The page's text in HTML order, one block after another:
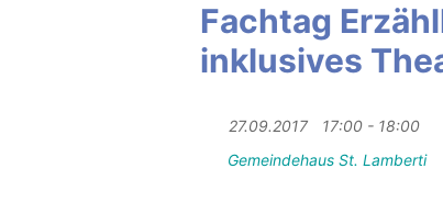
Fachtag
inklusives
27.09.2017
17:00 - 18:00
Gemeindehaus St. Lamberti